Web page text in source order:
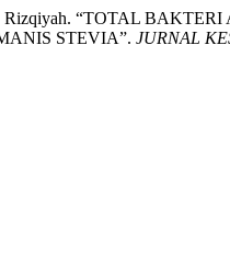
Rizqiyah. “TOTAL
STEVIA”. JURNAL